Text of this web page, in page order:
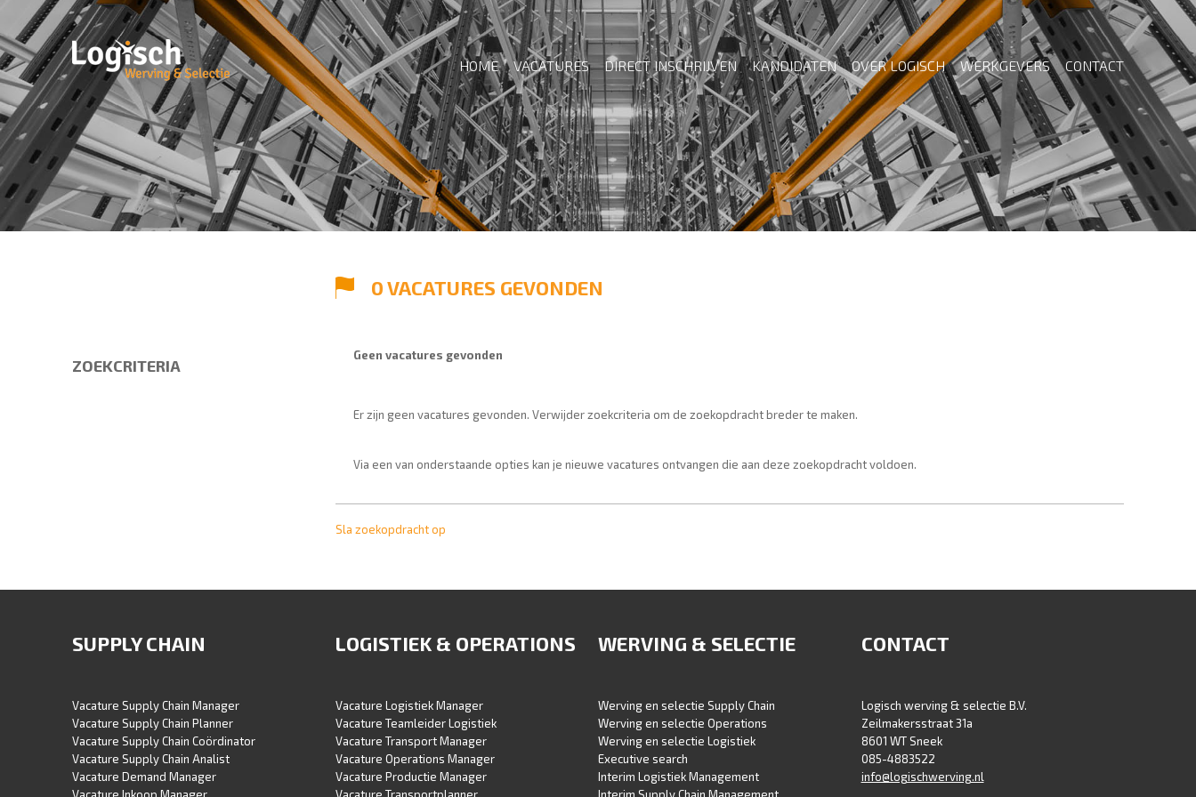
HOME VACATURES DIRECT INSCHRIJVEN KANDIDATEN OVER LOGISCH WERKGEVERS CONTACT
ZOEKCRITERIA
0 VACATURES GEVONDEN
Geen vacatures gevonden
Er zijn geen vacatures gevonden. Verwijder zoekcriteria om de zoekopdracht breder te maken.
Via een van onderstaande opties kan je nieuwe vacatures ontvangen die aan deze zoekopdracht voldoen.
Sla zoekopdracht op
CONTACT
Logisch werving & selectie B.V.
Zeilmakersstraat 31a
8601 WT Sneek
085-4883522
info@logischwerving.nl
SUPPLY CHAIN
Vacature Supply Chain Manager
Vacature Supply Chain Planner
Vacature Supply Chain Coördinator
Vacature Supply Chain Analist
Vacature Demand Manager
LOGISTIEK & OPERATIONS
Vacature Logistiek Manager
Vacature Teamleider Logistiek
Vacature Transport Manager
Vacature Operations Manager
Vacature Productie Manager
WERVING & SELECTIE
Werving en selectie Supply Chain
Werving en selectie Operations
Werving en selectie Logistiek
Executive search
Interim Logistiek Management